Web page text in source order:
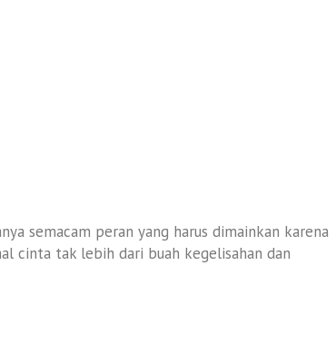
semacam peran yang harus dimainkan karena
cinta tak lebih dari buah kegelisahan dan